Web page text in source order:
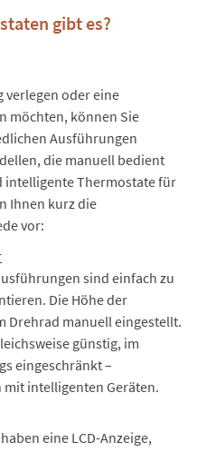
gibt es?
verlegen oder eine
möchten, können Sie
Ausführungen
die manuell bedient
intelligente Thermostate für
Ihnen kurz die
vor:
sind einfach zu
Die Höhe der
Drehrad manuell eingestellt.
günstig, im
eingeschränkt –
intelligenten Geräten.
eine LCD-Anzeige,